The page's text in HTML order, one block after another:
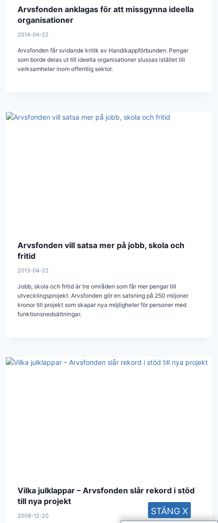
Arvsfonden anklagas för att missgynna ideella
organisationer
2014-04-22
Arvsfonden får svidande kritik av Handikappförbunden: Pengar
som borde delas ut till ideella organisationer slussas istället till
verksamheter inom offentlig sektor.
Arvsfonden vill satsa mer på jobb, skola och
fritid
2013-04-22
Jobb, skola och fritid är tre områden som får mer pengar till
utvecklingsprojekt. Arvsfonden gör en satsning på 250 miljoner
kronor till projekt som skapar nya möjligheter för personer med
funktionsnedsättningar.
Vilka julklappar – Arvsfonden slår rekord i stöd
till nya projekt
2008-12-20 STÄNG X